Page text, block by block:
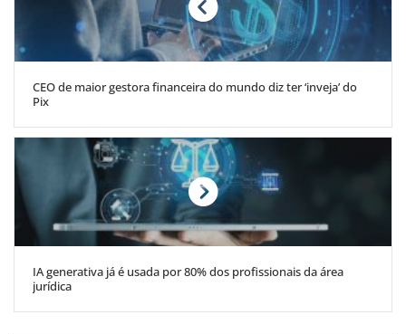
CEO de maior gestora financeira do mundo diz ter ‘inveja’ do
Pix
IA generativa já é usada por 80% dos profissionais da área
jurídica